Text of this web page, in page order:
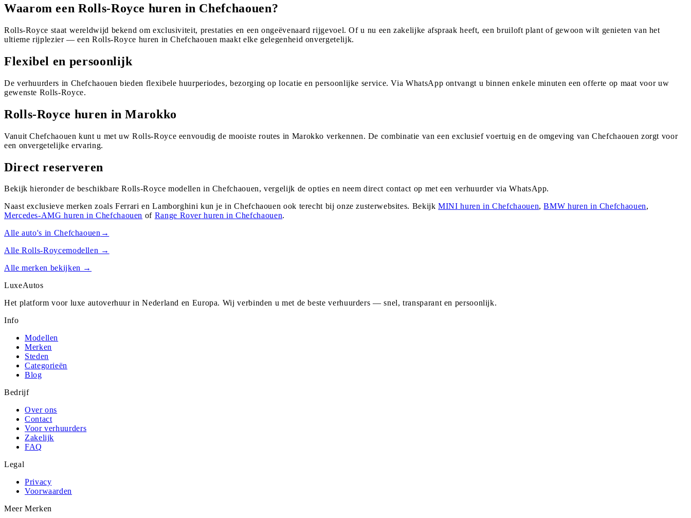
Waarom een Rolls-Royce huren in Chefchaouen?
Rolls-Royce staat wereldwijd bekend om exclusiviteit, prestaties en een ongeëvenaard rijgevoel. Of u nu een zakelijke afspraak heeft, een bruiloft plant of gewoon wilt genieten van het
ultieme rijplezier — een Rolls-Royce huren in Chefchaouen maakt elke gelegenheid onvergetelijk.
Flexibel en persoonlijk
De verhuurders in Chefchaouen bieden flexibele huurperiodes, bezorging op locatie en persoonlijke service. Via WhatsApp ontvangt u binnen enkele minuten een offerte op maat voor uw
gewenste Rolls-Royce.
Rolls-Royce huren in Marokko
Vanuit Chefchaouen kunt u met uw Rolls-Royce eenvoudig de mooiste routes in Marokko verkennen. De combinatie van een exclusief voertuig en de omgeving van Chefchaouen zorgt voor
een onvergetelijke ervaring.
Direct reserveren
Bekijk hieronder de beschikbare Rolls-Royce modellen in Chefchaouen, vergelijk de opties en neem direct contact op met een verhuurder via WhatsApp.
Naast exclusieve merken zoals Ferrari en Lamborghini kun je in Chefchaouen ook terecht bij onze zusterwebsites. Bekijk MINI huren inChefchaouen,BMW huren in Chefchaouen,
Mercedes-AMG huren inChefchaouen of Range Roverhuren inChefchaouen.
Alle auto's in Chefchaouen →
AlleRolls-Roycemodellen →
Alle merken bekijken →
LuxeAutos
Het platform voor luxe autoverhuur in Nederland en Europa. Wij verbinden u met de beste verhuurders — snel, transparant en persoonlijk.
Info
Modellen
Merken
Steden
Categorieën
Blog
Bedrijf
Over ons
Contact
Voor verhuurders
Zakelijk
FAQ
Legal
Privacy
Voorwaarden
Meer Merken